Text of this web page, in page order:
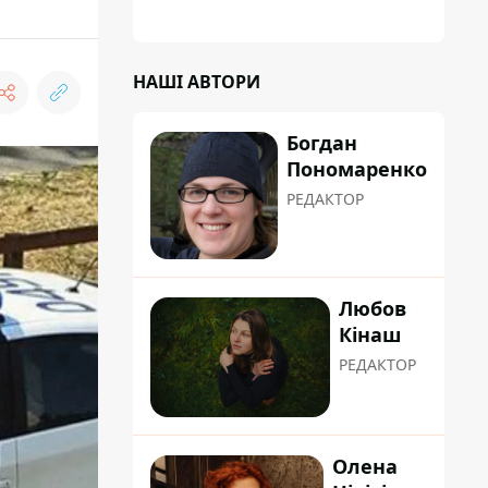
НАШІ АВТОРИ
Богдан
Пономаренко
РЕДАКТОР
Любов
Кінаш
РЕДАКТОР
Олена